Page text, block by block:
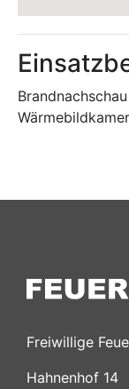
Freiwillige
Hahnenhof 14